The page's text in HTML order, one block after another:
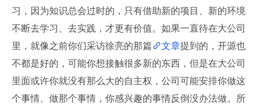
习，因为知识总会过时的，只有借助新的项目、新的环境
不断去学习、去实践，才更有价值。如果一直待在大公司
里，就像之前你们采访徐亮的那篇
文章提到的，开源也
不都是好的，可能你想接触很多新的东西，但是在大公司
里面或许你就没有那么大的自主权，公司可能安排你做这
个事情、做那个事情，你感兴趣的事情反倒没办法做。所